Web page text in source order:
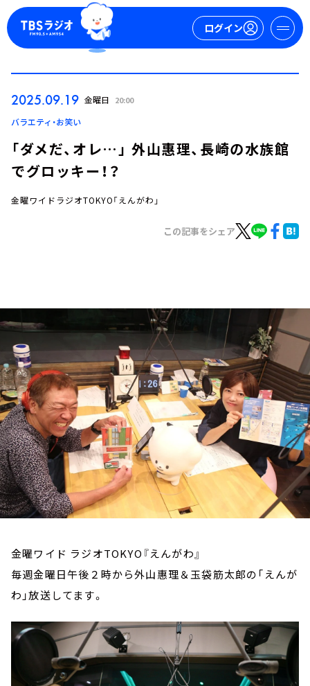
ログイン
ログイン
イベント・グッズ
YouTube
会社情報
2025.09.19 金曜日 20:00
バラエティ・お笑い
「ダメだ、オレ…」 外山惠理、長崎の水族館
でグロッキー！？
金曜ワイドラジオTOKYO「えんがわ」
この記事をシェア
金曜ワイド ラジオTOKYO『えんがわ』
毎週金曜日午後２時から外山惠理＆玉袋筋太郎の「えんが
わ」放送してます。